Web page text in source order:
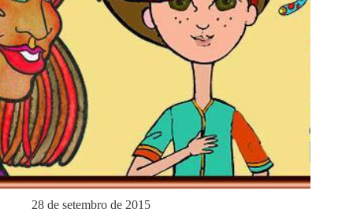
28 de setembro de 2015